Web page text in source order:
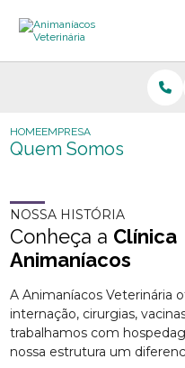
HOMEEMPRESA
Quem Somos
NOSSA HISTÓRIA
Conheça a Clínica
Animaníacos
A Animaníacos Veterinária
internação, cirurgias,
trabalhamos com
nossa estrutura um